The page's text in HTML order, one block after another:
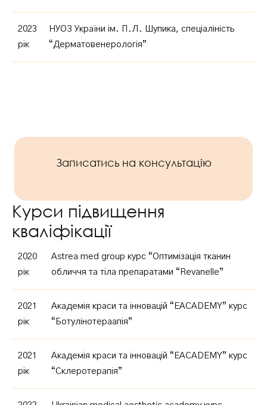
2023
рік
НУОЗ України ім. П.Л. Шупика, спеціаліність
“Дерматовенерологія”
Записатись на консультацію
Курси підвищення
кваліфікації
2020
рік
Astrea med group курс “Оптимізація тканин
обличчя та тіла препаратами “Revanelle”
2021
рік
Академія краси та інновацій “EACADEMY” курс
“Ботулінотераапія”
2021
рік
Академія краси та інновацій “EACADEMY” курс
“Склеротерапія”